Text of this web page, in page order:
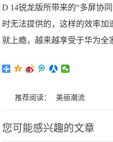
D 14锐龙版所带来的“多屏协
时无法提供的，这样的效率
就上瘾，越来越享受于华为全
推荐阅读： 美丽潮流
您可能感兴趣的文章